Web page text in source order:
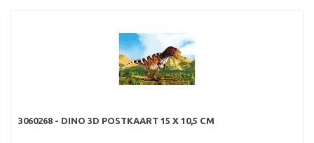
3060268 - DINO 3D POSTKAART 15 X 10,5 CM